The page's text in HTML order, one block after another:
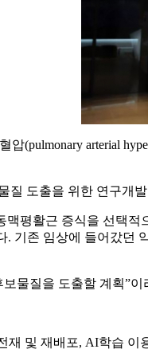
압(pulmonary arterial
질 도출을 위한 연구개
평활근 증식을 선택적
. 기존 임상에 들어갔던
물질을 도출할 계획”이
재 및 재배포, AI학습 이